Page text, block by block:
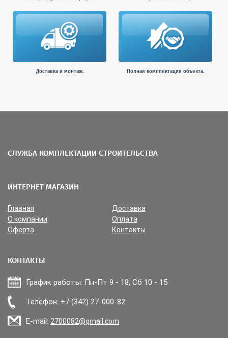
Прикрепить файл
Доставка и монтаж. Полная комплектация объекта.
СЛУЖБА КОМПЛЕКТАЦИИ СТРОИТЕЛЬСТВА
ИНТЕРНЕТ МАГАЗИН
Главная
Доставка
О компании
Оплата
Оферта
Контакты
КОНТАКТЫ
График работы: Пн-Пт 9 - 18, Сб 10 - 15
Телефон: +7 (342) 27-000-82
E-mail: 2700082@gmail.com